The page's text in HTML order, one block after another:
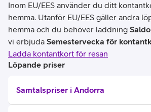
Inom EU/EES använder du ditt
hemma. Utanför EU/EES gäller andra
hemma och du behöver laddning Saldo
vi erbjuda Semestervecka för
Ladda kontantkort för resan
Löpande priser
Samtalspriser i Andorra